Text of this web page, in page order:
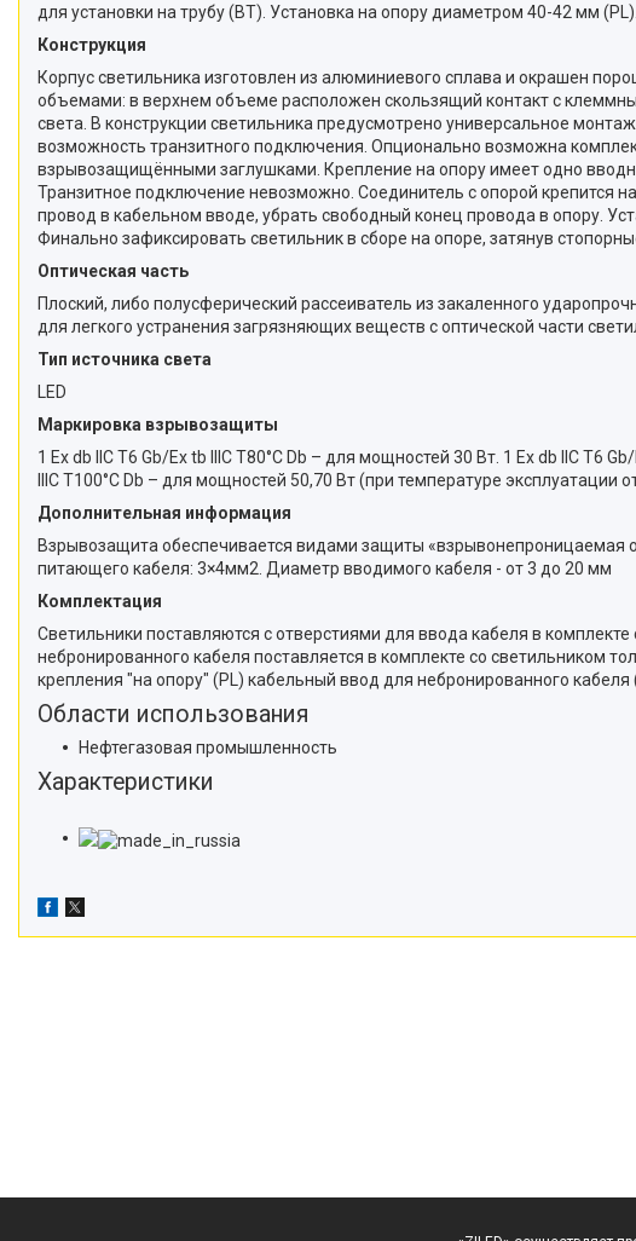
для установки на трубу (BT). Установка на опору диаметром 40-42 мм (PL).
Конструкция
Корпус светильника изготовлен из алюминиевого сплава и окрашен
объемами: в верхнем объеме расположен скользящий контакт с
света. В конструкции светильника предусмотрено универсальное
возможность транзитного подключения. Опционально возможна
взрывозащищёнными заглушками. Крепление на опору имеет одно
Транзитное подключение невозможно. Соединитель с опорой крепится
провод в кабельном вводе, убрать свободный конец провода в опору.
Финально зафиксировать светильник в сборе на опоре, затянув
Оптическая часть
Плоский, либо полусферический рассеиватель из закаленного
для легкого устранения загрязняющих веществ с оптической части
Тип источника света
LED
Маркировка взрывозащиты
1 Ex db IIC T6 Gb/Ex tb IIIC T80°C Db – для мощностей 30 Вт. 1 Ex db IIC T6
IIIC T100°C Db – для мощностей 50,70 Вт (при температуре эксплуатации
Дополнительная информация
Взрывозащита обеспечивается видами защиты
питающего кабеля: 3×4мм2. Диаметр вводимого кабеля - от 3 до 20 мм
Комплектация
Светильники поставляются с отверстиями для ввода кабеля в
небронированного кабеля поставляется в комплекте со светильником
крепления "на опору" (PL) кабельный ввод для небронированного
Области использования
Нефтегазовая промышленность
Характеристики